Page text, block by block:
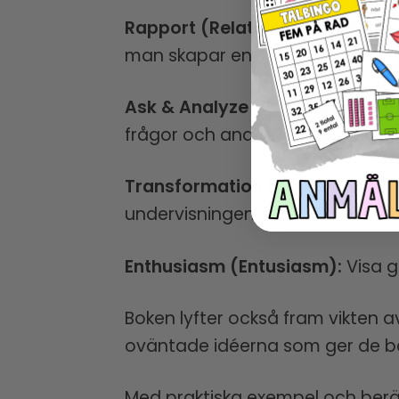
Rapport (Relationer):Att
man skapar en stöttande och
Ask & Analyze (Fråga och
frågor och analyser.
Transformation (Förvandling):
undervisningen mer meningsfull.
Enthusiasm (Entusiasm): Visa
Boken lyfter också fram vikten
oväntade idéerna som ger de